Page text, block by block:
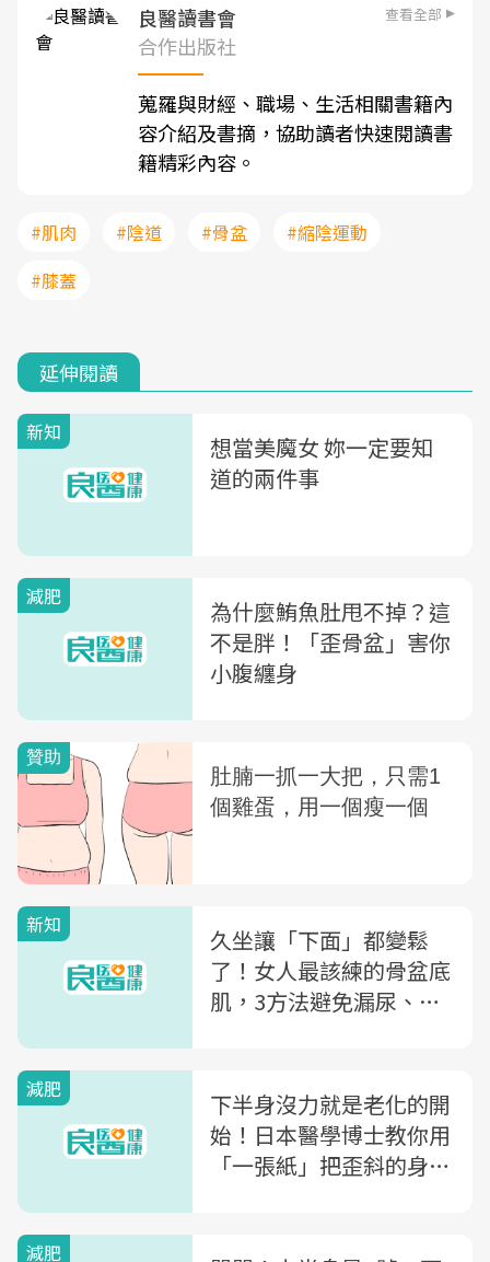
良醫讀書會 查看全部
合作出版社
蒐羅與財經、職場、生活相關書籍內
容介紹及書摘，協助讀者快速閱讀書
籍精彩內容。
#肌肉 #陰道 #骨盆
#縮陰運動
#膝蓋
延伸閱讀
新知
想當美魔女 妳一定要知
道的兩件事
減肥
為什麼鮪魚肚甩不掉？這
不是胖！「歪骨盆」害你
小腹纏身
新知
久坐讓「下面」都變鬆
了！女人最該練的骨盆底
肌，3方法避免漏尿、鬆
減肥
下半身沒力就是老化的開
始！日本醫學博士教你用
「一張紙」把歪斜的身體
減肥